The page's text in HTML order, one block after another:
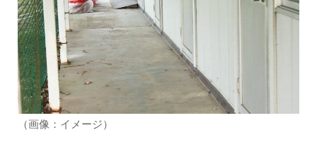
（画像：イメージ）